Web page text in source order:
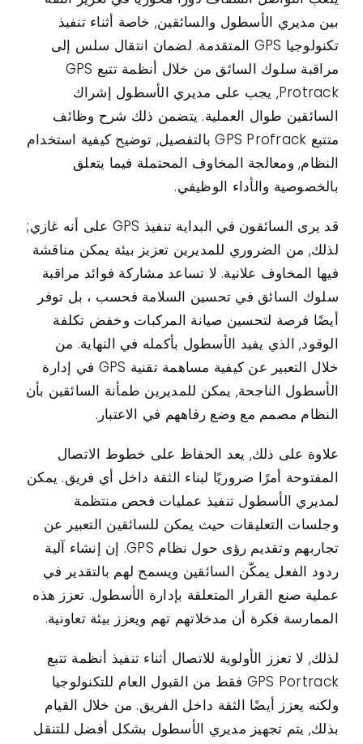
بين مديري الأسطول والسائقين, خاصة أثناء تنفيذ
تكنولوجيا GPS المتقدمة. لضمان انتقال سلس إلى
مراقبة سلوك السائق من خلال أنظمة تتبع GPS
Protrack, يجب على مديري الأسطول إشراك
السائقين طوال العملية. يتضمن ذلك شرح وظائف
متتبع GPS Profrack بالتفصيل, توضيح كيفية استخدام
النظام, ومعالجة المخاوف المحتملة فيما يتعلق
بالخصوصية والأداء الوظيفي.
قد يرى السائقون في البداية تنفيذ GPS على أنه غازي;
لذلك, من الضروري للمديرين تعزيز بيئة يمكن مناقشة
فيها المخاوف علانية. لا تساعد مشاركة فوائد مراقبة
سلوك السائق في تحسين السلامة فحسب ، بل توفر
أيضًا فرصة لتحسين صيانة المركبات وخفض تكلفة
الوقود, الذي يفيد الأسطول بأكمله في النهاية. من
خلال التعبير عن كيفية مساهمة تقنية GPS في إدارة
الأسطول الناجحة, يمكن للمديرين طمأنة السائقين بأن
النظام مصمم مع وضع رفاههم في الاعتبار.
علاوة على ذلك, يعد الحفاظ على خطوط الاتصال
المفتوحة أمرًا ضروريًا لبناء الثقة داخل أي فريق. يمكن
لمديري الأسطول تنفيذ عمليات فحص منتظمة
وجلسات التعليقات حيث يمكن للسائقين التعبير عن
تجاربهم وتقديم رؤى حول نظام GPS. إن إنشاء آلية
ردود الفعل يمكّن السائقين ويسمح لهم بالتقدير في
عملية صنع القرار المتعلقة بإدارة الأسطول. تعزز هذه
الممارسة فكرة أن مدخلاتهم تهم ويعزز بيئة تعاونية.
لذلك, لا تعزز الأولوية للاتصال أثناء تنفيذ أنظمة تتبع
GPS Portrack فقط من القبول العام للتكنولوجيا
ولكنه يعزز أيضًا الثقة داخل الفريق. من خلال القيام
بذلك, يتم تجهيز مديري الأسطول بشكل أفضل للتنقل